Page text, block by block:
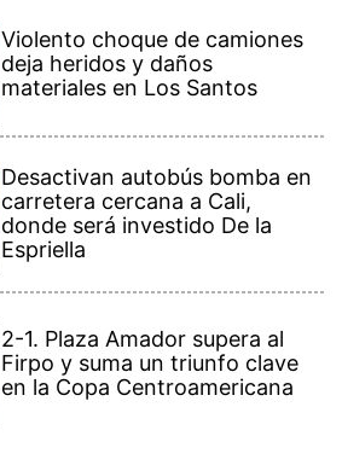
Violento choque de camiones
deja heridos y daños
materiales en Los Santos
Desactivan autobús bomba en
carretera cercana a Cali,
donde será investido De la
Espriella
2-1. Plaza Amador supera al
Firpo y suma un triunfo clave
en la Copa Centroamericana